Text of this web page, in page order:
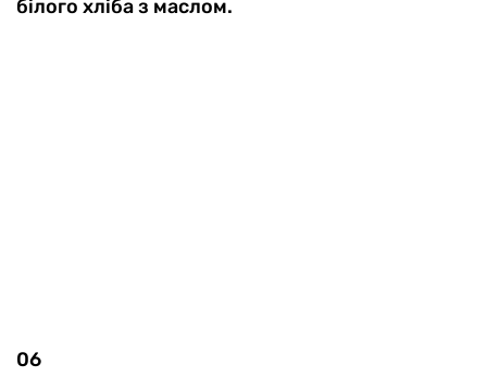
білого хліба з маслом.
06